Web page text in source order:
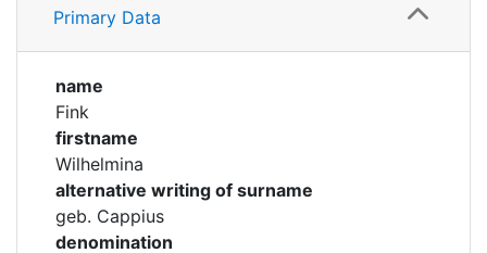
registry
Primary Data
name
Fink
firstname
Wilhelmina
alternative writing of surname
geb. Cappius
denomination